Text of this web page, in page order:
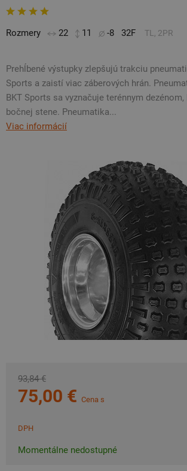
Rozmery 22 11 -8 32F TL, 2PR
Prehĺbené výstupky zlepšujú trakciu
Sports a zaistí viac záberových hrán.
BKT Sports sa vyznačuje terénnym
bočnej stene. Pneumatika...
Viac informácií
93,84 €
75,00 € Cena s
DPH
Momentálne nedostupné